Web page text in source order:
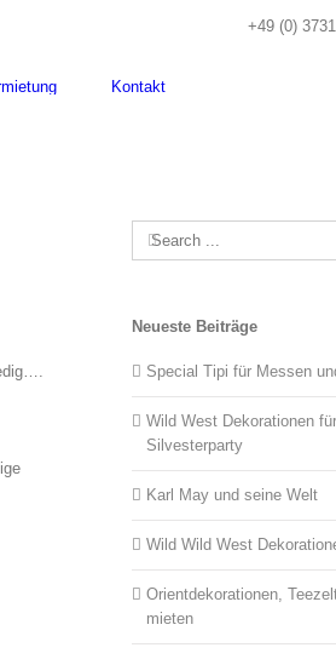
+49 (0)
Kontakt
Search
for:
Neueste Beiträge
Special Tipi für Messen
Wild West Dekorationen
Silvesterparty
Karl May und seine Welt
Wild Wild West
Orientdekorationen,
mieten